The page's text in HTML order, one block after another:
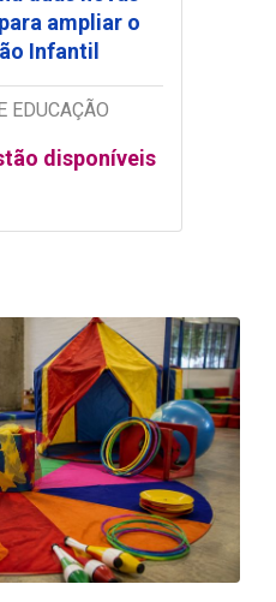
ampliar o
Infantil
EDUCAÇÃO
disponíveis